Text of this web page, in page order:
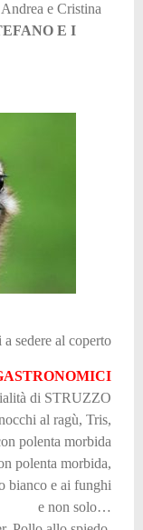
e Cristina
E I
a sedere al coperto
di STRUZZO
al ragù, Tris,
polenta morbida
polenta morbida,
bianco e ai funghi
e non solo…